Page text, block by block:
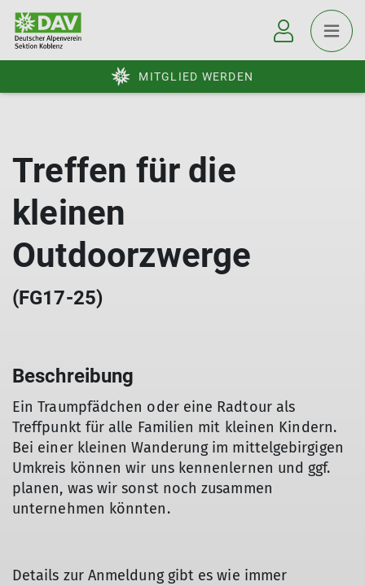
MITGLIED WERDEN
Treffen für die
kleinen
Outdoorzwerge
(FG17-25)
Beschreibung
Ein Traumpfädchen oder eine Radtour als
Treffpunkt für alle Familien mit kleinen Kindern.
Bei einer kleinen Wanderung im mittelgebirgigen
Umkreis können wir uns kennenlernen und ggf.
planen, was wir sonst noch zusammen
unternehmen könnten.
Details zur Anmeldung gibt es wie immer